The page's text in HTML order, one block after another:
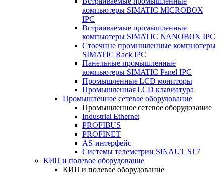
компьютеры SIMATIC MICROBOX
IPC
Встраиваемые промышленные
компьютеры SIMATIC NANOBOX IPC
Стоечные промышленные компьютеры
SIMATIC Rack IPC
Панельные промышленные
компьютеры SIMATIC Panel IPC
Промышленные LCD мониторы
Промышленная LCD клавиатура
Промышленное сетевое оборудование
Промышленное сетевое оборудование
Industrial Ethernet
PROFIBUS
PROFINET
AS-интерфейс
Системы телеметрии SINAUT ST7
КИП и полевое оборудование
КИП и полевое оборудование